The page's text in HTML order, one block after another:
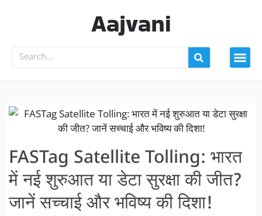
Aajvani
FASTag Satellite Tolling: भारत
में नई शुरुआत या डेटा सुरक्षा की जीत?
जानें सच्चाई और भविष्य की दिशा!